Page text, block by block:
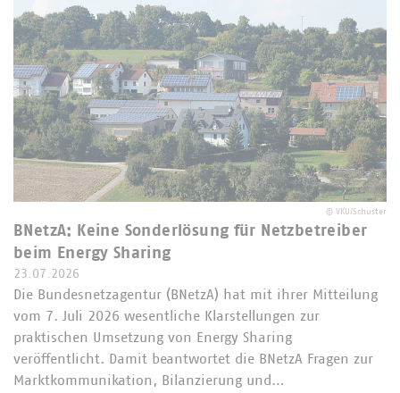
© VKU/Schuster
BNetzA: Keine Sonderlösung für Netzbetreiber
beim Energy Sharing
23.07.2026
Die Bundesnetzagentur (BNetzA) hat mit ihrer Mitteilung
vom 7. Juli 2026 wesentliche Klarstellungen zur
praktischen Umsetzung von Energy Sharing
veröffentlicht. Damit beantwortet die BNetzA Fragen zur
Marktkommunikation, Bilanzierung und…